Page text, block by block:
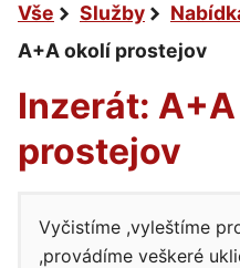
Vše Služby
A+A okolí prostejov
Inzerát:
prostejov
Vyčistíme ,vyleštíme
,provádíme veškeré